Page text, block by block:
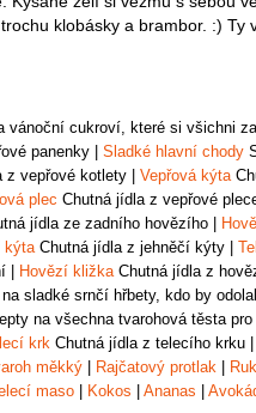
klobásky a brambor. :) Ty
vánoční cukroví, které si všichni
panenky Sladké hlavní chody
z vepřové kotlety Vepřová kýta
plec Chutná jídla z vepřové
jídla ze zadního hovězího
kýtaChutná jídla z jehněčí kýty
Hovězí kližkaChutná jídla z
na sladké srnčí hřbety, kdo by
na všechna tvarohová těsta
krk Chutná jídla z telecího krku
měkký Rajčatový protlak
maso Kokos Ananas